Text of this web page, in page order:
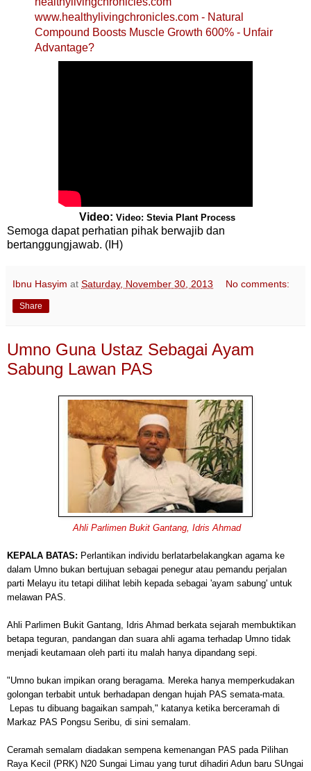
www.healthylivingchronicles.com- Natural
Compound Boosts Muscle Growth 600% - Unfair
Advantage?
Video: Video: Stevia Plant Process
Semoga dapat perhatian pihak berwajib dan
bertanggungjawab. (IH)
Ibnu Hasyim at Saturday, November 30, 2013 No comments:
Share
Umno Guna Ustaz Sebagai Ayam
Sabung Lawan PAS
Ahli Parlimen Bukit Gantang, Idris Ahmad
KEPALA BATAS: Perlantikan individu berlatarbelakangkan agama ke
dalam Umno bukan bertujuan sebagai penegur atau pemandu perjalan
parti Melayu itu tetapi dilihat lebih kepada sebagai 'ayam sabung' untuk
melawan PAS.
Ahli Parlimen Bukit Gantang, Idris Ahmad berkata sejarah membuktikan
betapa teguran, pandangan dan suara ahli agama terhadap Umno tidak
menjadi keutamaan oleh parti itu malah hanya dipandang sepi.
"Umno bukan impikan orang beragama. Mereka hanya memperkudakan
golongan terbabit untuk berhadapan dengan hujah PAS semata-mata.
Lepas tu dibuang bagaikan sampah," katanya ketika berceramah di
Markaz PAS Pongsu Seribu, di sini semalam.
Ceramah semalam diadakan sempena kemenangan PAS pada Pilihan
Raya Kecil (PRK) N20 Sungai Limau yang turut dihadiri Adun baru SUngai